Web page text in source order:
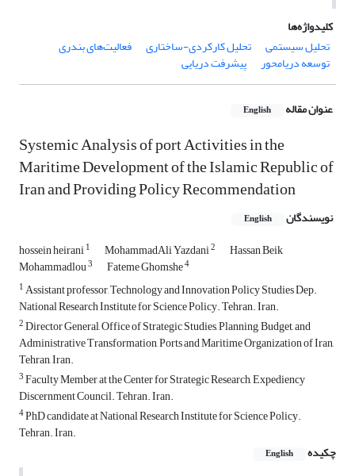
کلیدواژه‌ها
تحلیل سیستمی
تحلیل کارکردی-ساختاری فعالیت‌های بندری
توسعه دریامحور پیشرفت دریایی
عنوان مقاله English
Systemic Analysis of port Activities in the
Maritime Development of the Islamic Republic of
Iran and Providing Policy Recommendation
نویسندگان English
hossein heirani1 MohammadAli Yazdani2 Hassan Beik
Mohammadlou3 Fateme Ghomshe4
1Assistant professor, Technology and Innovation Policy Studies Dep.
National Research Institute for Science Policy. Tehran. Iran.
2Director General, Office of Strategic Studies, Planning, Budget, and
Administrative Transformation, Ports and Maritime Organization of Iran,
Tehran, Iran.
3Faculty Member at the Center for Strategic Research, Expediency
Discernment Council. Tehran. Iran.
4PhD candidate at National Research Institute for Science Policy.
Tehran. Iran.
چکیده
English